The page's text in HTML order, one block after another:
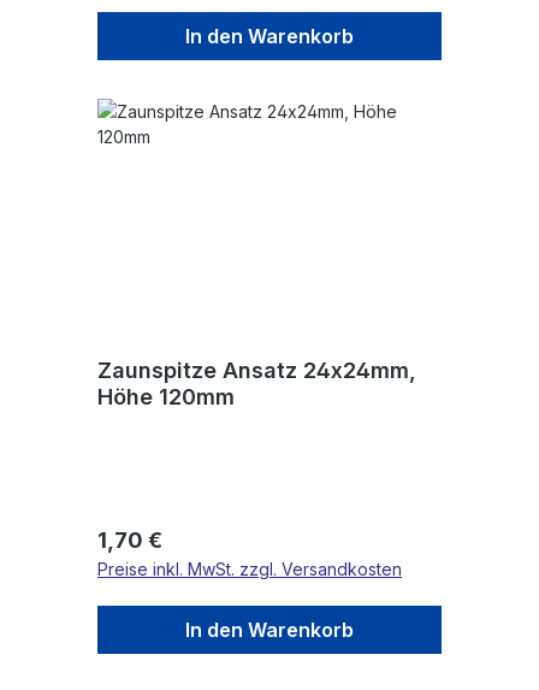
In den Warenkorb
Zaunspitze Ansatz 24x24mm,
Höhe 120mm
Regulärer Preis:
1,70 €
Preise inkl. MwSt. zzgl. Versandkosten
In den Warenkorb